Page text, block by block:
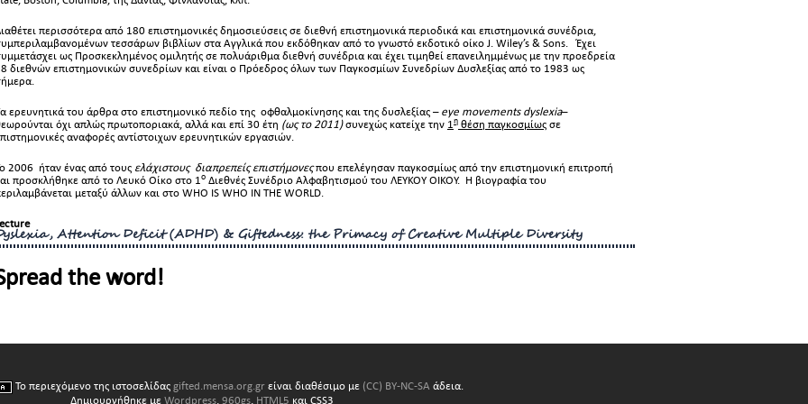
περισσότερα από 180 επιστημονικές δημοσιεύσεις σε διεθνή επιστημονικά περιοδικά και επιστημονικά συνέδρια,
τεσσάρων βιβλίων στα Αγγλικά που εκδόθηκαν από το γνωστό εκδοτικό οίκο J. Wiley’s & Sons. Έχει
ως Προσκεκλημένος ομιλητής σε πολυάριθμα διεθνή συνέδρια και έχει τιμηθεί επανειλημμένως με την προεδρεία
διεθνών επιστημονικών συνεδρίων και είναι ο Πρόεδρος όλων των Παγκοσμίων Συνεδρίων Δυσλεξίας από το 1983 ως
ερευνητικά του άρθρα στο επιστημονικό πεδίο της οφθαλμοκίνησης και της δυσλεξίας – eye movements dyslexia–
όχι απλώς πρωτοποριακά, αλλά και επί 30 έτη (ωςτο 2011)συνεχώς κατείχε την 1 η θέση παγκοσμίως σε
αναφορές αντίστοιχων ερευνητικών εργασιών.
2006 ήταν ένας από τους ελάχιστους διαπρεπείς επιστήμονεςπου επελέγησαν παγκοσμίως από την επιστημονική επιτροπή
προσκλήθηκε από το Λευκό Οίκο στο 1 ο Διεθνές Συνέδριο Αλφαβητισμού του ΛΕΥΚΟΥ ΟΙΚΟΥ. Η βιογραφία του
μεταξύ άλλων και στο WHO IS WHO IN THE WORLD.
Attention Deficit (ADHD) & Giftedness: the Primacy of Creative Multiple Diversity
the word!
Το περιεχόμενο της ιστοσελίδας gifted.mensa.org.gr είναι διαθέσιμο με (CC) BY-NC-SA άδεια.
Δημιουργήθηκε με Wordpress 960gs HTML5 και CSS3